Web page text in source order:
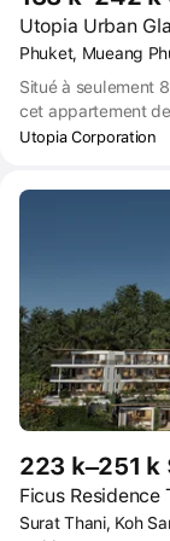
Utopia Urban
Phuket, Mueang
Situé à seulement
cet appartement
est depuis
sept minutes de
Utopia Corporation
223 k–251 k
Ficus Residence
Surat Thani, Koh